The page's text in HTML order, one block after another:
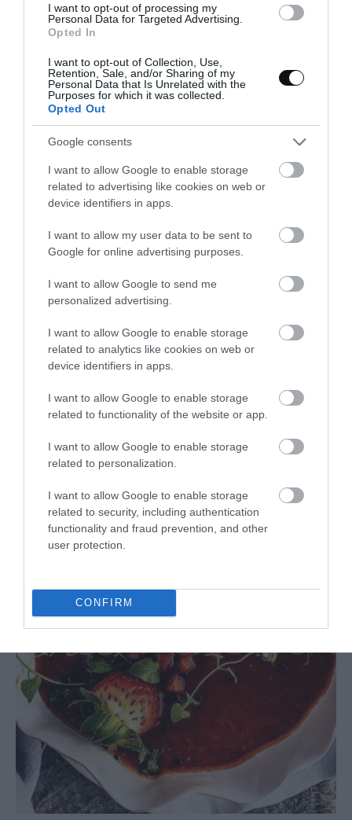
I want to opt-out of processing my
Personal Data for Targeted Advertising.
Opted In
I want to opt-out of Collection, Use,
Retention, Sale, and/or Sharing of my
Personal Data that Is Unrelated with the
Purposes for which it was collected.
Opted Out
Google consents
I want to allow Google to enable storage
related to advertising like cookies on web or
device identifiers in apps.
I want to allow my user data to be sent to
Google for online advertising purposes.
I want to allow Google to send me
personalized advertising.
I want to allow Google to enable storage
related to analytics like cookies on web or
device identifiers in apps.
I want to allow Google to enable storage
related to functionality of the website or app.
I want to allow Google to enable storage
related to personalization.
I want to allow Google to enable storage
related to security, including authentication
functionality and fraud prevention, and other
user protection.
CONFIRM
Tarta de fresa, hierbabuena y pimienta
rosa
Reconozco que disfruto muchísimo haciendo este tipo de tartas
con frutas, de hecho casi siempre ando pensando en
Ya no solo por lo buenas...